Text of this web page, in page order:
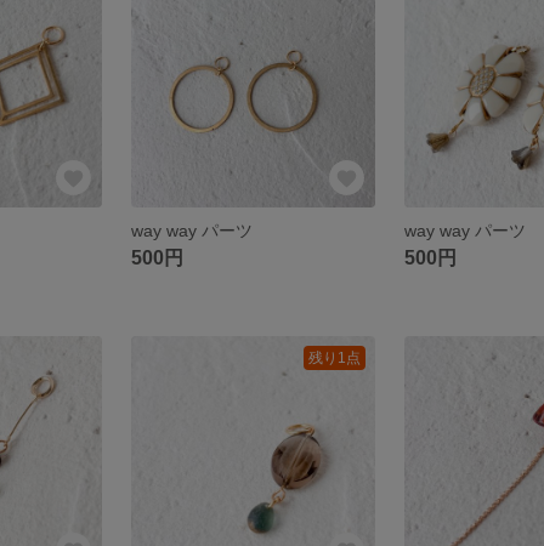
way way パーツ
500円
way way パーツ
500円
残り1点